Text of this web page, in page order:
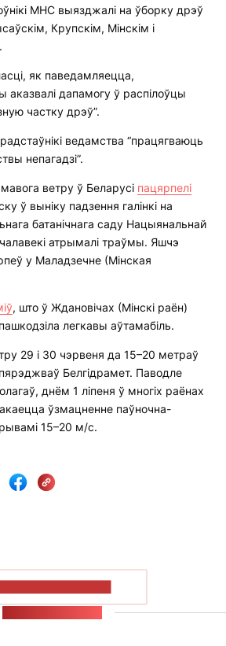
МНС выязджалі на ўборку дрэў
Крупскім, Мінскім і
як паведамляецца,
аказвалі дапамогу ў распілоўцы
частку дрэў”.
ведамства “працягваюць
непагадзі”.
ветру ў Беларусі пацярпелі
ў выніку падзення галінкі на
батанічнага саду Нацыянальнай
атрымалі траўмы. Яшчэ
у Маладзечне (Мінская
, што ў Ждановічах (Мінскі раён)
легкавы аўтамабіль.
29 і 30 чэрвеня да 15–20 метраў
Белгідрамет. Паводле
днём 1 ліпеня ў многіх раёнах
ўзмацненне паўночна-
15–20 м/с.